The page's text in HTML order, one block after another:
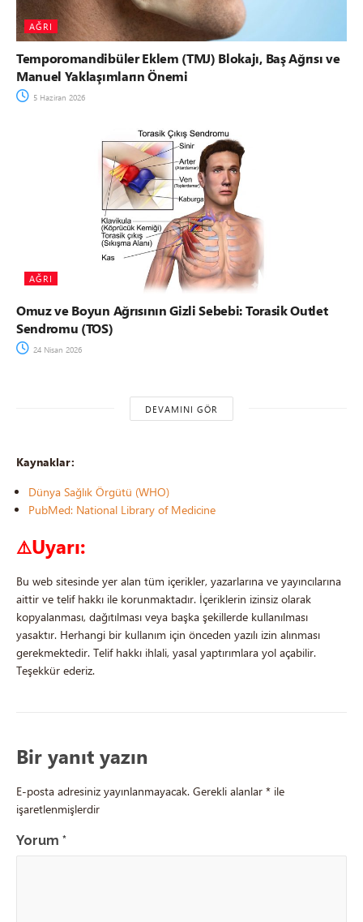
AĞRI
Temporomandibüler Eklem (TMJ) Blokajı, Baş Ağrısı ve
Manuel Yaklaşımların Önemi
5 Haziran 2026
AĞRI
Omuz ve Boyun Ağrısının Gizli Sebebi: Torasik Outlet
Sendromu (TOS)
24 Nisan 2026
DEVAMINI GÖR
Kaynaklar:
Dünya Sağlık Örgütü (WHO)
PubMed: National Library of Medicine
⚠️Uyarı:
Bu web sitesinde yer alan tüm içerikler, yazarlarına ve yayıncılarına
aittir ve telif hakkı ile korunmaktadır. İçeriklerin izinsiz olarak
kopyalanması, dağıtılması veya başka şekillerde kullanılması
yasaktır. Herhangi bir kullanım için önceden yazılı izin alınması
gerekmektedir. Telif hakkı ihlali, yasal yaptırımlara yol açabilir.
Teşekkür ederiz.
Bir yanıt yazın
E-posta adresiniz yayınlanmayacak. Gerekli alanlar * ile
işaretlenmişlerdir
Yorum *